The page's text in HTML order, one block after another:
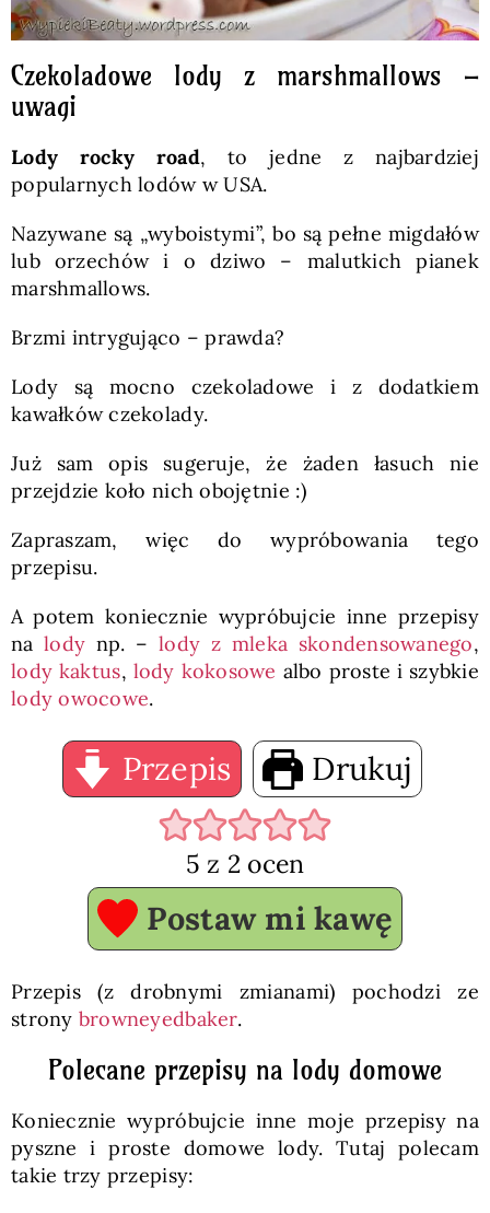
Czekoladowe lody z marshmallows –
uwagi
Lody rocky road, to jedne z najbardziej
popularnych lodów w USA.
Nazywane są „wyboistymi”, bo są pełne migdałów
lub orzechów i o dziwo – malutkich pianek
marshmallows.
Brzmi intrygująco – prawda?
Lody są mocno czekoladowe i z dodatkiem
kawałków czekolady.
Już sam opis sugeruje, że żaden łasuch nie
przejdzie koło nich obojętnie :)
Zapraszam, więc do wypróbowania tego
przepisu.
A potem koniecznie wypróbujcie inne przepisy
nalody np. –lody z mleka skondensowanego,
lody kaktus, lody kokosowe albo proste i szybkie
lody owocowe.
Przepis Drukuj
5 z 2 ocen
Postaw mi kawę
Przepis (z drobnymi zmianami) pochodzi ze
strony browneyedbaker.
Polecane przepisy na lody domowe
Koniecznie wypróbujcie inne moje przepisy na
pyszne i proste domowe lody. Tutaj polecam
takie trzy przepisy: